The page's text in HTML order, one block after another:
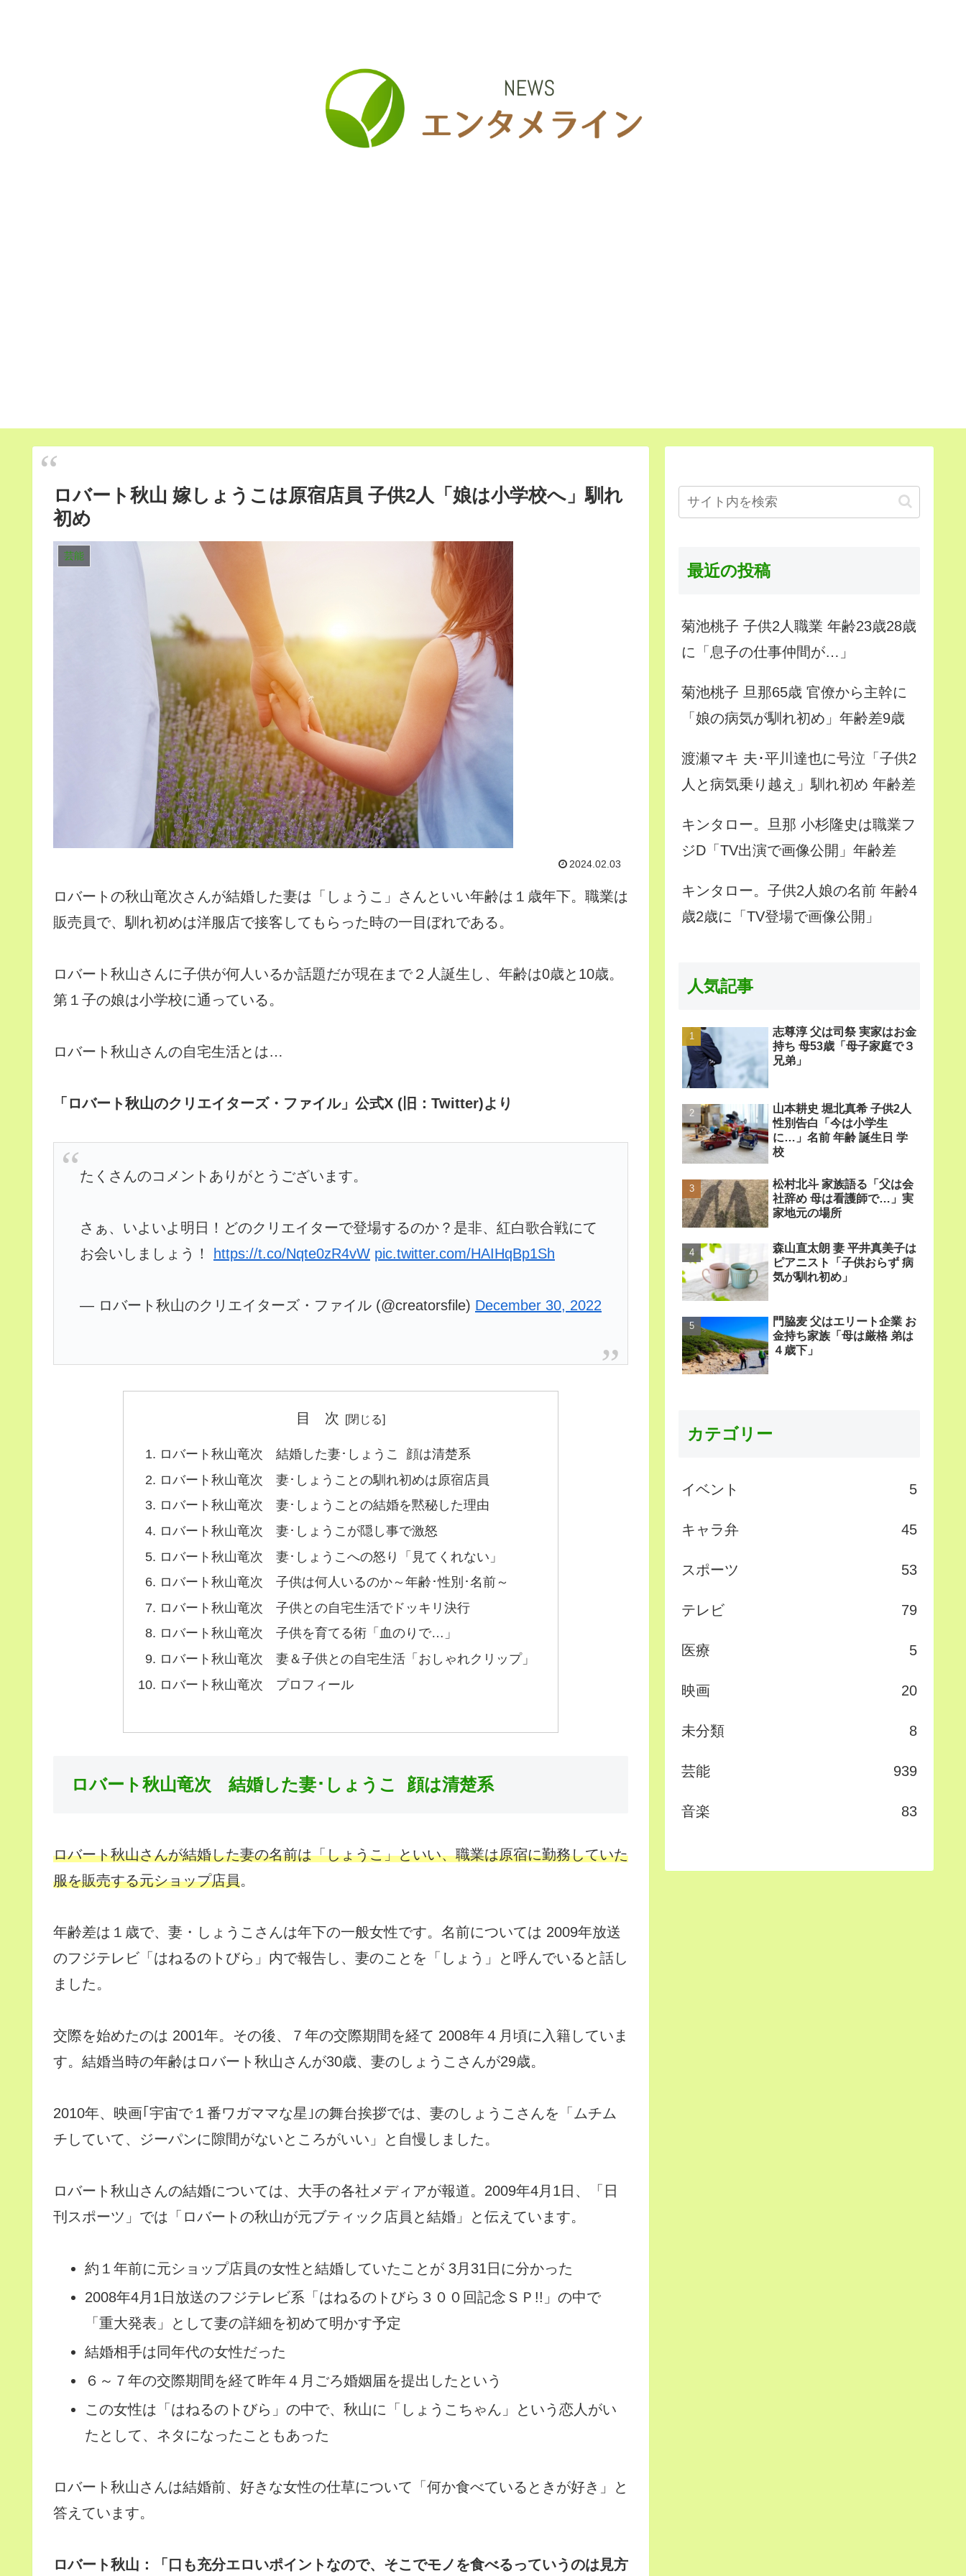
ロバート秋山 嫁しょうこは原宿店員 子供2人「娘は小学校へ」馴れ
初め
芸能
2024.02.03
ロバートの秋山竜次さんが結婚した妻は「しょうこ」さんといい年齢は１歳年下。職業は
販売員で、馴れ初めは洋服店で接客してもらった時の一目ぼれである。
ロバート秋山さんに子供が何人いるか話題だが現在まで２人誕生し、年齢は0歳と10歳。
第１子の娘は小学校に通っている。
ロバート秋山さんの自宅生活とは…
「ロバート秋山のクリエイターズ・ファイル」公式X (旧：Twitter)より
たくさんのコメントありがとうございます。
さぁ、いよいよ明日！どのクリエイターで登場するのか？是非、紅白歌合戦にて
お会いしましょう！
https://t.co/Nqte0zR4vW pic.twitter.com/HAIHqBp1Sh
— ロバート秋山のクリエイターズ・ファイル (@creatorsfile) December 30, 2022
目 次
ロバート秋山竜次 結婚した妻･しょうこ 顔は清楚系
ロバート秋山竜次 妻･しょうことの馴れ初めは原宿店員
ロバート秋山竜次 妻･しょうことの結婚を黙秘した理由
ロバート秋山竜次 妻･しょうこが隠し事で激怒
ロバート秋山竜次 妻･しょうこへの怒り「見てくれない」
ロバート秋山竜次 子供は何人いるのか～年齢･性別･名前～
ロバート秋山竜次 子供との自宅生活でドッキリ決行
ロバート秋山竜次 子供を育てる術「血のりで…」
ロバート秋山竜次 妻＆子供との自宅生活「おしゃれクリップ」
ロバート秋山竜次 プロフィール
ロバート秋山竜次 結婚した妻･しょうこ 顔は清楚系
ロバート秋山さんが結婚した妻の名前は「しょうこ」といい、職業は原宿に勤務していた
服を販売する元ショップ店員。
年齢差は１歳で、妻・しょうこさんは年下の一般女性です。名前については 2009年放送
のフジテレビ「はねるのトびら」内で報告し、妻のことを「しょう」と呼んでいると話し
ました。
交際を始めたのは 2001年。その後、７年の交際期間を経て 2008年４月頃に入籍していま
す。結婚当時の年齢はロバート秋山さんが30歳、妻のしょうこさんが29歳。
2010年、映画｢宇宙で１番ワガママな星｣の舞台挨拶では、妻のしょうこさんを「ムチム
チしていて、ジーパンに隙間がないところがいい」と自慢しました。
ロバート秋山さんの結婚については、大手の各社メディアが報道。2009年4月1日、「日
刊スポーツ」では「ロバートの秋山が元ブティック店員と結婚」と伝えています。
約１年前に元ショップ店員の女性と結婚していたことが 3月31日に分かった
2008年4月1日放送のフジテレビ系「はねるのトびら３００回記念ＳＰ!!」の中で
「重大発表」として妻の詳細を初めて明かす予定
結婚相手は同年代の女性だった
６～７年の交際期間を経て昨年４月ごろ婚姻届を提出したという
この女性は「はねるのトびら」の中で、秋山に「しょうこちゃん」という恋人がい
たとして、ネタになったこともあった
ロバート秋山さんは結婚前、好きな女性の仕草について「何か食べているときが好き」と
答えています。
ロバート秋山：「口も充分エロいポイントなので、そこでモノを食べるっていうのは見方
最近の投稿
菊池桃子 子供2人職業 年齢23歳28歳
に「息子の仕事仲間が…」
菊池桃子 旦那65歳 官僚から主幹に
「娘の病気が馴れ初め」年齢差9歳
渡瀬マキ 夫･平川達也に号泣「子供2
人と病気乗り越え」馴れ初め 年齢差
キンタロー。旦那 小杉隆史は職業フ
ジD「TV出演で画像公開」年齢差
キンタロー。子供2人娘の名前 年齢4
歳2歳に「TV登場で画像公開」
人気記事
志尊淳 父は司祭 実家はお金
持ち 母53歳「母子家庭で３
兄弟」
山本耕史 堀北真希 子供2人
性別告白「今は小学生
に…」名前 年齢 誕生日 学
校
松村北斗 家族語る「父は会
社辞め 母は看護師で…」実
家地元の場所
森山直太朗 妻 平井真美子は
ピアニスト「子供おらず 病
気が馴れ初め」
門脇麦 父はエリート企業 お
金持ち家族「母は厳格 弟は
４歳下」
カテゴリー
イベント 5
キャラ弁 45
スポーツ 53
テレビ 79
医療 5
映画 20
未分類 8
芸能 939
音楽 83